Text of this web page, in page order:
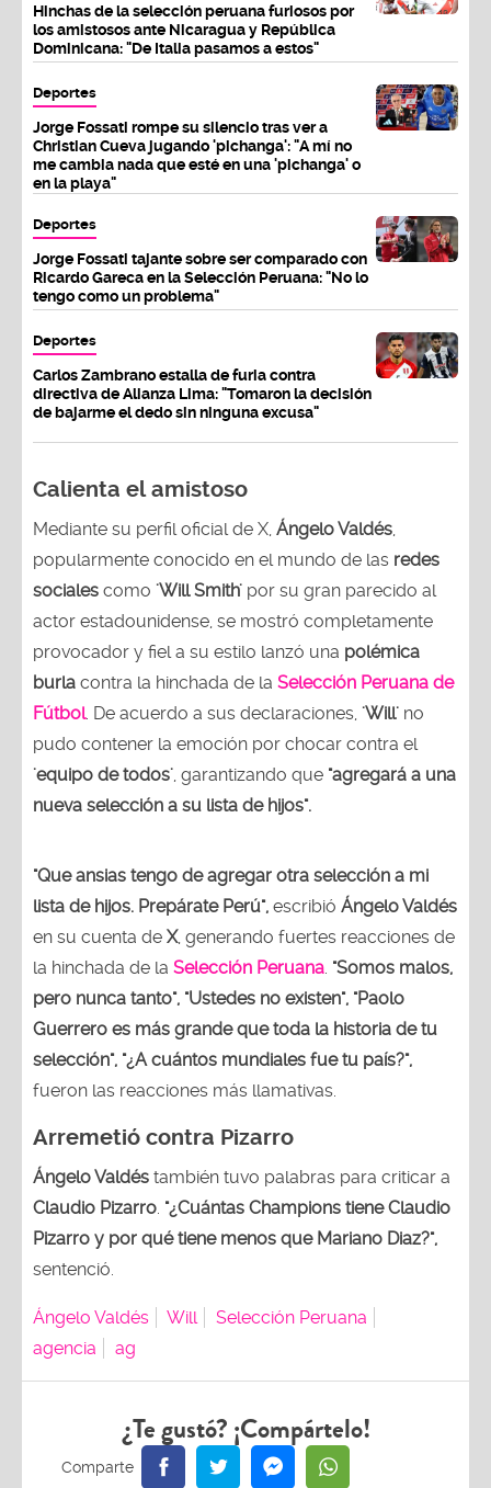
Hinchas de la selección peruana furiosos por
los amistosos ante Nicaragua y República
Dominicana: "De Italia pasamos a estos"
Deportes
Jorge Fossati rompe su silencio tras ver a
Christian Cueva jugando 'pichanga': "A mí no
me cambia nada que esté en una 'pichanga' o
en la playa"
Deportes
Jorge Fossati tajante sobre ser comparado con
Ricardo Gareca en la Selección Peruana: "No lo
tengo como un problema"
Deportes
Carlos Zambrano estalla de furia contra
directiva de Alianza Lima: "Tomaron la decisión
de bajarme el dedo sin ninguna excusa"
Calienta el amistoso
Mediante su perfil oficial de X, Ángelo Valdés
popularmente conocido en el mundo de las redes
sociales como 'Will Smith' por su gran parecido al
actor estadounidense, se mostró completamente
provocador y fiel a su estilo lanzó una polémica
burla contra la hinchada de la Selección Peruana de
Fútbol. De acuerdo a sus declaraciones, 'Will' no
pudo contener la emoción por chocar contra el
'equipo de todos' , garantizando que "agregará a una
nueva selección a su lista de hijos".
"Que ansias tengo de agregar otra selección a mi
lista de hijos. Prepárate Perú", escribió Ángelo Valdés
en su cuenta de X, generando fuertes reacciones de
la hinchada de la Selección Peruana "Somos malos,
pero nunca tanto", "Ustedes no existen", "Paolo
Guerrero es más grande que toda la historia de tu
selección", "¿A cuántos mundiales fue tu país?",
fueron las reacciones más llamativas.
Arremetió contra Pizarro
Ángelo Valdés también tuvo palabras para criticar a
Claudio Pizarro "¿Cuántas Champions tiene Claudio
Pizarro y por qué tiene menos que Mariano Diaz?",
sentenció.
Ángelo Valdés Will
Selección Peruana
agencia
ag
¿Te gustó? ¡Compártelo!